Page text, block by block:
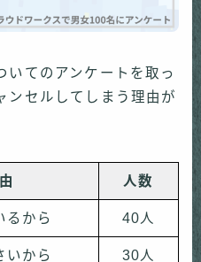
いてのアンケートを取っ
ンセルしてしまう理由が
人数
るから 40人
いから 30人